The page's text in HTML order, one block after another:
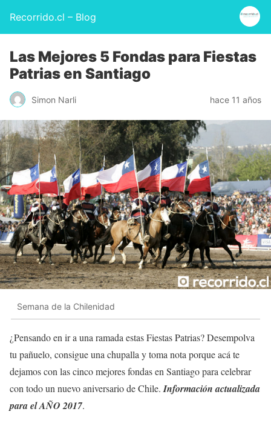
Recorrido.cl – Blog
Las Mejores 5 Fondas para Fiestas
Patrias en Santiago
Simon Narli hace 11 años
Semana de la Chilenidad
¿Pensando en ir a una ramada estas Fiestas Patrias? Desempolva
tu pañuelo, consigue una chupalla y toma nota porque acá te
dejamos con las cinco mejores fondas en Santiago para celebrar
con todo un nuevo aniversario de Chile. Información actualizada
para el AÑO 2017.